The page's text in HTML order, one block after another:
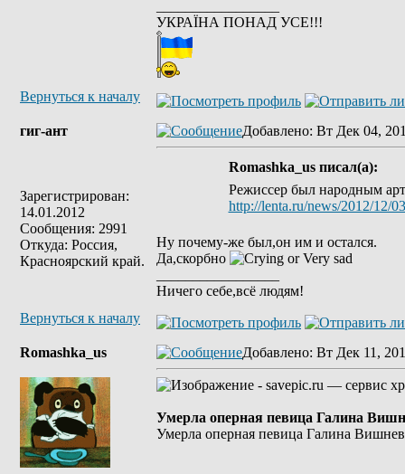
УКРАЇНА ПОНАД УСЕ!!!
Вернуться к началу
гиг-ант
Зарегистрирован:
14.01.2012
Сообщения: 2991
Откуда: Россия,
Красноярский край.
Добавлено: Вт Дек 04,
Romashka_us писал(а):
Режиссер был народным
http://lenta.ru/news/2012/12/
Ну почему-же был,он им и остался.
Да,скорбно
Ничего себе,всё людям!
Вернуться к началу
Romashka_us Добавлено: Вт Дек 11,
Умерла оперная певица Галина
Умерла оперная певица Галина